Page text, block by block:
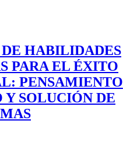
HABILIDADES
PARA EL ÉXITO
PENSAMIENTO
Y SOLUCIÓN DE